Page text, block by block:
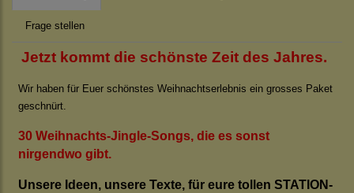
Frage stellen
Jetzt kommt die schönste Zeit des Jahres.
Wir haben für Euer schönstes Weihnachtserlebnis ein grosses Paket
geschnürt.
30 Weihnachts-Jingle-Songs, die es sonst
nirgendwo gibt.
Unsere Ideen, unsere Texte, für eure tollen STATION-